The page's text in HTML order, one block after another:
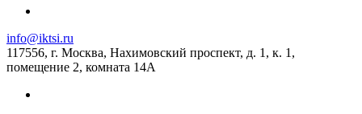
info@iktsi.ru
117556, г. Москва, Нахимовский проспект, д. 1, к. 1,
помещение 2, комната 14А